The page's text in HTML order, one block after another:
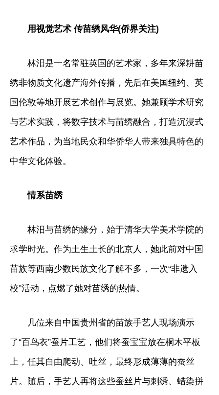
用视觉艺术 传苗绣风华(侨界关注)
​林汨是一名常驻英国的艺术家，多年来深耕苗
绣非物质文化遗产海外传播，先后在美国纽约、英
国伦敦等地开展艺术创作与展览。她兼顾学术研究
与艺术实践，将数字技术与苗绣融合，打造沉浸式
艺术作品，为当地民众和华侨华人带来独具特色的
中华文化体验。
情系苗绣
林汨与苗绣的缘分，始于清华大学美术学院的
求学时光。作为土生土长的北京人，她此前对中国
苗族等西南少数民族文化了解不多，一次“非遗入
校”活动，点燃了她对苗绣的热情。
几位来自中国贵州省的苗族手艺人现场演示
了“百鸟衣”蚕片工艺，他们将蚕宝宝放在桐木平板
上，任其自由爬动、吐丝，最终形成薄薄的蚕丝
片。随后，手艺人再将这些蚕丝片与刺绣、蜡染拼